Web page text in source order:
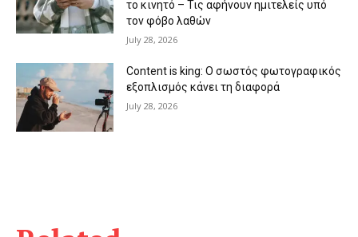
το κινητό – Τις αφήνουν ημιτελείς υπό
τον φόβο λαθών
July 28, 2026
Content is king: Ο σωστός φωτογραφικός
εξοπλισμός κάνει τη διαφορά
July 28, 2026